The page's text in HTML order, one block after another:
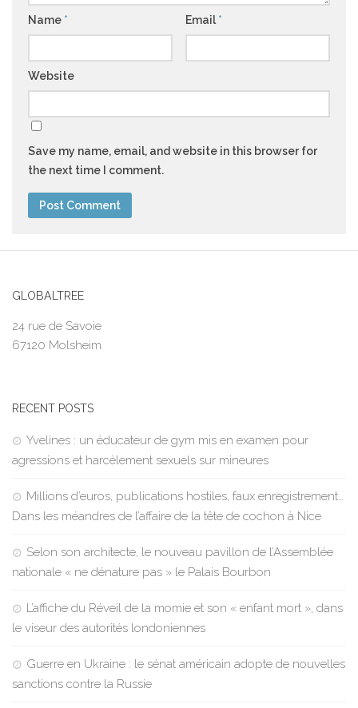
Name * Email *
Website
Save my name, email, and website in this browser for
the next time I comment.
GLOBALTREE
24 rue de Savoie
67120 Molsheim
RECENT POSTS
Yvelines : un éducateur de gym mis en examen pour
agressions et harcèlement sexuels sur mineures
Millions d’euros, publications hostiles, faux enregistrement…
Dans les méandres de l’affaire de la tête de cochon à Nice
Selon son architecte, le nouveau pavillon de l’Assemblée
nationale « ne dénature pas » le Palais Bourbon
L’affiche du Réveil de la momie et son « enfant mort », dans
le viseur des autorités londoniennes
Guerre en Ukraine : le sénat américain adopte de nouvelles
sanctions contre la Russie